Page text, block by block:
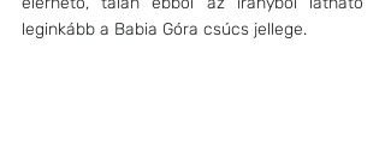
leginkább a Babia Góra csúcs jellege.